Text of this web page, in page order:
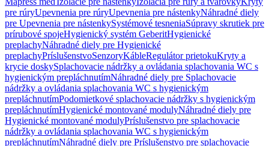
pre rúryUpevnenia pre rúryUpevnenia pre nástenkyNáhradné diely
pre Upevnenia pre nástenkySystémové tesneniaSúpravy skrutiek pre
prírubové spojeHygienický systém GeberitHygienické
preplachyNáhradné diely pre Hygienické
preplachyPríslušenstvoSenzoryKábleRegulátor prietokuKryty a
krycie doskySplachovacie nádržky a ovládania splachovania WC s
hygienickým prepláchnutímNáhradné diely pre Splachovacie
nádržky a ovládania splachovania WC s hygienickým
prepláchnutímPodomietkové splachovacie nádržky s hygienickým
prepláchnutímHygienické montované modulyNáhradné diely pre
Hygienické montované modulyPríslušenstvo pre splachovacie
nádržky a ovládania splachovania WC s hygienickým
prepláchnutímNáhradné diely pre Príslušenstvo pre splachovacie